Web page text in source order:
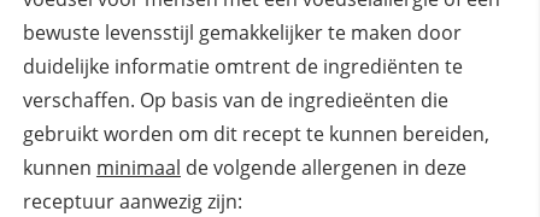
bewuste levensstijl gemakkelijker te maken door
duidelijke informatie omtrent de ingrediënten te
verschaffen. Op basis van de ingredieënten die
gebruikt worden om dit recept te kunnen bereiden,
kunnen minimaal de volgende allergenen in deze
receptuur aanwezig zijn: